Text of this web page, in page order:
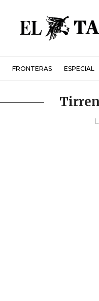
FRONTERAS ESPECIAL